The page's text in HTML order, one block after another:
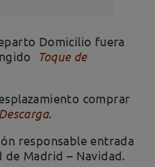
Domicilio fuera
Toque de
comprar
Descarga.
responsable entrada
de Madrid – Navidad.